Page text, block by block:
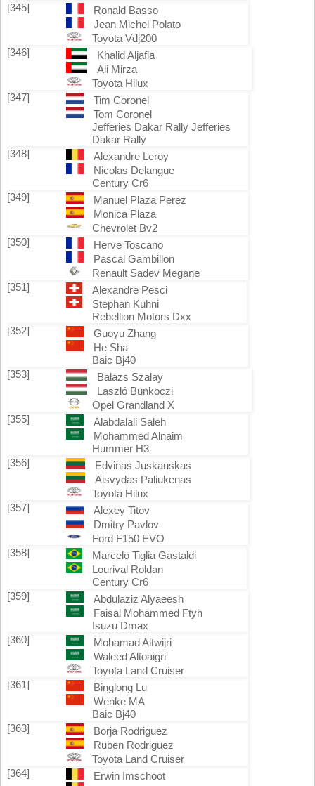
[345]
Ronald Basso
Jean Michel Polato
Toyota Vdj200
[346]
Khalid Aljafla
Ali Mirza
Toyota Hilux
[347]
Tim Coronel
Tom Coronel
Jefferies Dakar Rally Jefferies
Dakar Rally
[348]
Alexandre Leroy
Nicolas Delangue
Century Cr6
[349]
Manuel Plaza Perez
Monica Plaza
Chevrolet Bv2
[350]
Herve Toscano
Pascal Gambillon
Renault Sadev Megane
[351]
Alexandre Pesci
Stephan Kuhni
Rebellion Motors Dxx
[352]
Guoyu Zhang
He Sha
Baic Bj40
[353]
Balazs Szalay
Laszló Bunkoczi
Opel Grandland X
[355]
Alabdalali Saleh
Mohammed Alnaim
Hummer H3
[356]
Edvinas Juskauskas
Aisvydas Paliukenas
Toyota Hilux
[357]
Alexey Titov
Dmitry Pavlov
Ford F150 EVO
[358]
Marcelo Tiglia Gastaldi
Lourival Roldan
Century Cr6
[359]
Abdulaziz Alyaeesh
Faisal Mohammed Ftyh
Isuzu Dmax
[360]
Mohamad Altwijri
Waleed Altoaigri
Toyota Land Cruiser
[361]
Binglong Lu
Wenke MA
Baic Bj40
[363]
Borja Rodriguez
Ruben Rodriguez
Toyota Land Cruiser
[364]
Erwin Imschoot